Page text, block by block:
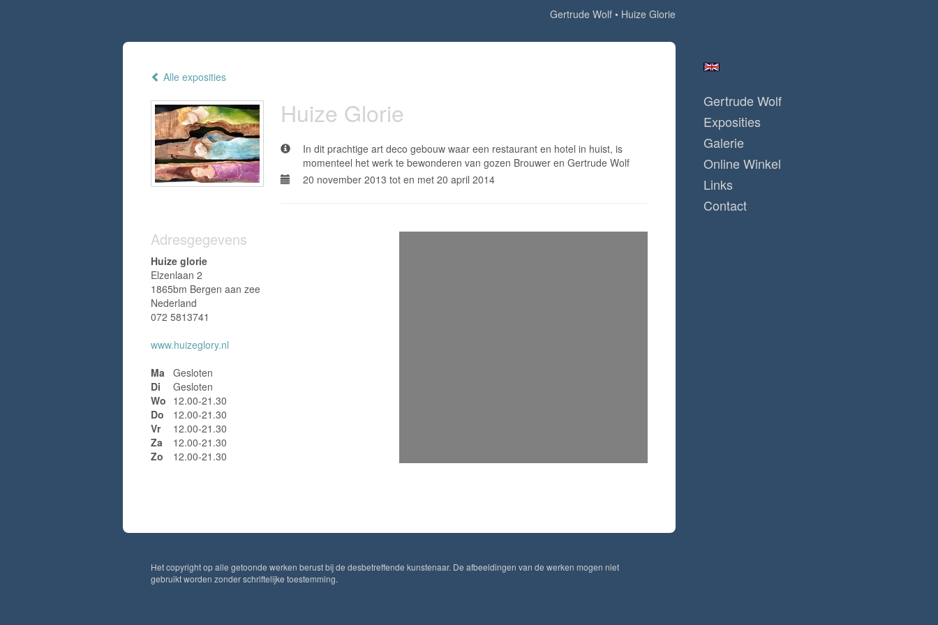
Gertrude Wolf Huize Glorie
Alle exposities
Huize Glorie
In dit prachtige art deco gebouw waar een restaurant en hotel in huist, is
momenteel het werk te bewonderen van gozen Brouwer en Gertrude Wolf
20 november 2013 tot en met 20 april 2014
Adresgegevens
Huize glorie
Elzenlaan 2
1865bm Bergen aan zee
Nederland
072 5813741
www.huizeglory.nl
Ma Gesloten
Di
Gesloten
Wo 12.00-21.30
Do
12.00-21.30
Vr
12.00-21.30
Za
12.00-21.30
Zo
12.00-21.30
Gertrude Wolf
Exposities
Galerie
Online Winkel
Links
Contact
Het copyright op alle getoonde werken berust bij de desbetreffende kunstenaar. De afbeeldingen van de werken mogen niet
gebruikt worden zonder schriftelijke toestemming.